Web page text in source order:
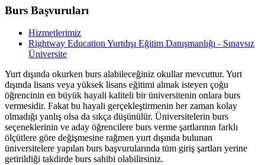
Burs Başvuruları
Hizmetlerimiz
Rightway Education Yurtdışı Eğitim Danışmanlığı - Sınavsız
Üniversite
Yurt dışında okurken burs alabileceğiniz okullar mevcuttur. Yurt
dışında lisans veya yüksek lisans eğitimi almak isteyen çoğu
öğrencinin en büyük hayali kaliteli bir üniversitenin onlara burs
vermesidir. Fakat bu hayali gerçekleştirmenin her zaman kolay
olmadığı yanlış olsa da sıkça düşünülür. Üniversitelerin burs
seçeneklerinin ve aday öğrencilere burs verme şartlarının farklı
ölçütlere göre değişmesine rağmen yurt dışında bulunan
üniversitelere yapılan burs başvurularında tüm giriş şartları yerine
getirildiği takdirde burs sahibi olabilirsiniz.